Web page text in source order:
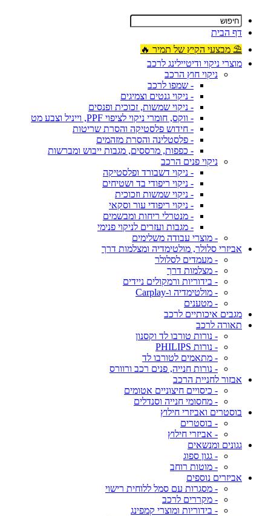
דף הבית
⛱ מבצעי הקיץ של תמיר 🔥
מוצרי ניקוי ודיטיילינג לרכב
ניקוי חוץ הרכב
- שמפו לרכב
- ניקוי גנטים וצמיגים
- ניקוי שמשות, זכוכית ופנסים
- ווקס, חומרי ניקוי לציפוי PPF, וייניל וצבע מט
- חידוש פלסטיקה והסרת שריטות
- פלסטלינה והסרת מזהמים
- כפפות, מרססים, מגבות ייבוש ומברשות
ניקוי פנים הרכב
- ניקוי דשבורד ופלסטיקה
- ניקוי ריפודי בד ושטיחים
- ניקוי שמשות וזכוכית
- ניקוי ריפודי עור וסקאי
- מנטרלי ריחות ומבשמים
- מגבות ועזרים לניקוי פנימי
- מוצרי עבודה משלימים
אביזרי סלולר, מולטימדיה ומצלמות דרך
- מעמדים לסלולר
- מצלמות דרך
- בידוריות ורמקולים ניידים
- מולטימדיה ו-Carplay
- מטענים
מגבים איכותיים לרכב
תאורה לרכב
- נורות טורבו לד וקסנון
- נורות PHILIPS
- מתאמים לטורבו לד
- נורות חנייה, פנים רכב ורוורס
אבזור לחניית הרכב
- כיסויים חיצוניים אטומים
- מחסומי חנייה וסנדלים
בוסטרים ואביזרי חילוץ
- בוסטרים
- אביזרי חילוץ
גגונים ומנשאים
- גגון ספוג
- מוטות רוחב
אביזרים נוספים
- מסגרות עם סמל ללוחית רישוי
- מקררים לרכב
- בידוריות ומוצרי קמפינג